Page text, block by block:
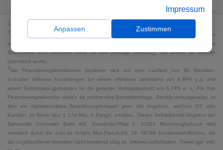
1
2 Bei dem Streichpreis handelt es sich für Neufahrzeuge und junge Gebrauchte um den
an auto.de übermittelten Listenpreis. Für alle anderen Fahrzeuge entspricht der
Streichpreis dem höchsten Preis für das jeweilige Fahrzeug, der jemals an auto.de
übermittelt wurde.
3Die Finanzierungskonditionen beziehen sich auf eine Laufzeit von 60 Monaten,
enthalten teilweise Anzahlungen bei einem effektiven Jahreszins von 6,99% p.a. und
einem Sollzinssatz (gebunden für die gesamte Vertragslaufzeit) von 6,78% p. a.. Für Ihre
Finanzierungswünsche stellen wir zudem eine Bonitätsanfrage. Bonität vorausgesetzt, ist
dies ein repräsentatives Berechnungsbeispiel gem. der Angaben, welches 2/3 aller
Kunden, im Sinne des § 17a Abs. 4 PangV, erhalten. Dieses freibleibende Angebot der
Santander Consumer Bank AG, Santander-Platz 1, 41061 Mönchengladbach wird
vermittelt durch die auto.de GmbH, Max-Planck-Str. 19, 06796 Sandersdorf-Brehna, die
als ungebundener Vermittler nicht beratend tätig ist. Irrtümer vorbehalten. Preise ggf. inkl.
anpassen. Dies ist auch später jederzeit im Bereich
Cookie-Richtliniemöglich. Weitere Informationen finden
Sie in unsererDatenschutzerklärung .
Impressum
Anpassen Zustimmen